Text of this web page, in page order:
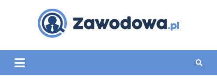
zawodowa.pl